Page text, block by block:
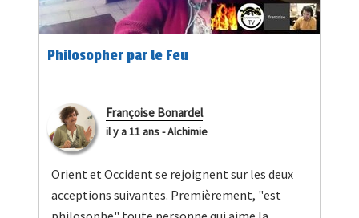
Philosopher par le Feu
Françoise Bonardel
il y a 11 ans-Alchimie
Orient et Occident se rejoignent sur les deux
acceptions suivantes. Premièrement, "est